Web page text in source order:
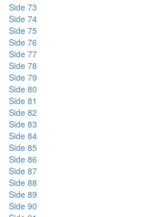
Side 73
Side 74
Side 75
Side 76
Side 77
Side 78
Side 79
Side 80
Side 81
Side 82
Side 83
Side 84
Side 85
Side 86
Side 87
Side 88
Side 89
Side 90